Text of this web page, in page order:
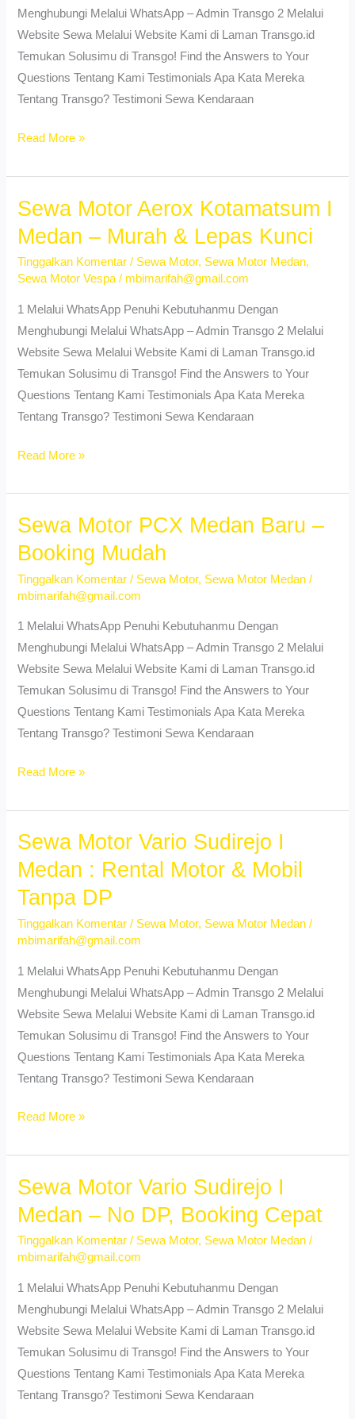
Kost
Menghubungi Melalui WhatsApp – Admin Transgo 2 Melalui
Website Sewa Melalui Website Kami di Laman Transgo.id
Temukan Solusimu di Transgo! Find the Answers to Your
Questions Tentang Kami Testimonials Apa Kata Mereka
Tentang Transgo? Testimoni Sewa Kendaraan
Sewa
Medan
Terpercaya
Transgo
–
Lengkap
&
Harga
Murah
Read More »
Sewa Motor Aerox Kotamatsum I
Medan – Murah & Lepas Kunci
Tinggalkan Komentar / Sewa Motor, Sewa Motor Medan,
Sewa Motor Vespa/ mbimarifah@gmail.com
1 Melalui WhatsApp Penuhi Kebutuhanmu Dengan
Menghubungi Melalui WhatsApp – Admin Transgo 2 Melalui
Website Sewa Melalui Website Kami di Laman Transgo.id
Temukan Solusimu di Transgo! Find the Answers to Your
Questions Tentang Kami Testimonials Apa Kata Mereka
Tentang Transgo? Testimoni Sewa Kendaraan
Sewa
Aerox
Kotamatsum
Medan
–
&
Lepas
Kunci
Read More »
Sewa Motor PCX Medan Baru –
Booking Mudah
Tinggalkan Komentar / Sewa Motor, Sewa Motor Medan /
mbimarifah@gmail.com
1 Melalui WhatsApp Penuhi Kebutuhanmu Dengan
Menghubungi Melalui WhatsApp – Admin Transgo 2 Melalui
Website Sewa Melalui Website Kami di Laman Transgo.id
Temukan Solusimu di Transgo! Find the Answers to Your
Questions Tentang Kami Testimonials Apa Kata Mereka
Tentang Transgo? Testimoni Sewa Kendaraan
Sewa
PCX
Medan
–
Booking
Mudah
Read More »
Sewa Motor Vario Sudirejo I
Medan : Rental Motor & Mobil
Tanpa DP
Tinggalkan Komentar / Sewa Motor, Sewa Motor Medan /
mbimarifah@gmail.com
1 Melalui WhatsApp Penuhi Kebutuhanmu Dengan
Menghubungi Melalui WhatsApp – Admin Transgo 2 Melalui
Website Sewa Melalui Website Kami di Laman Transgo.id
Temukan Solusimu di Transgo! Find the Answers to Your
Questions Tentang Kami Testimonials Apa Kata Mereka
Tentang Transgo? Testimoni Sewa Kendaraan
Sewa
Vario
Sudirejo
Medan
:
Motor
&
Mobil
Tanpa
DP
Read More »
Sewa Motor Vario Sudirejo I
Medan – No DP, Booking Cepat
Tinggalkan Komentar / Sewa Motor, Sewa Motor Medan /
mbimarifah@gmail.com
1 Melalui WhatsApp Penuhi Kebutuhanmu Dengan
Menghubungi Melalui WhatsApp – Admin Transgo 2 Melalui
Website Sewa Melalui Website Kami di Laman Transgo.id
Temukan Solusimu di Transgo! Find the Answers to Your
Questions Tentang Kami Testimonials Apa Kata Mereka
Tentang Transgo? Testimoni Sewa Kendaraan